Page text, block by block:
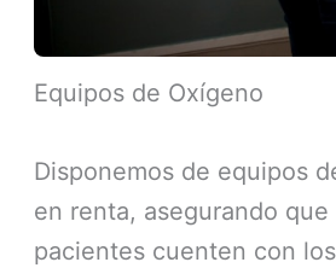
Equipos de Oxígeno
Disponemos de equipos
en renta, asegurando
pacientes cuenten con